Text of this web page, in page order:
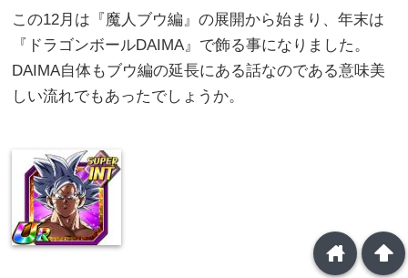
この12月は『魔人ブウ編』の展開から始まり、年末は
『ドラゴンボールDAIMA』で飾る事になりました。
DAIMA自体もブウ編の延長にある話なのである意味美
しい流れでもあったでしょうか。
arrowup
home